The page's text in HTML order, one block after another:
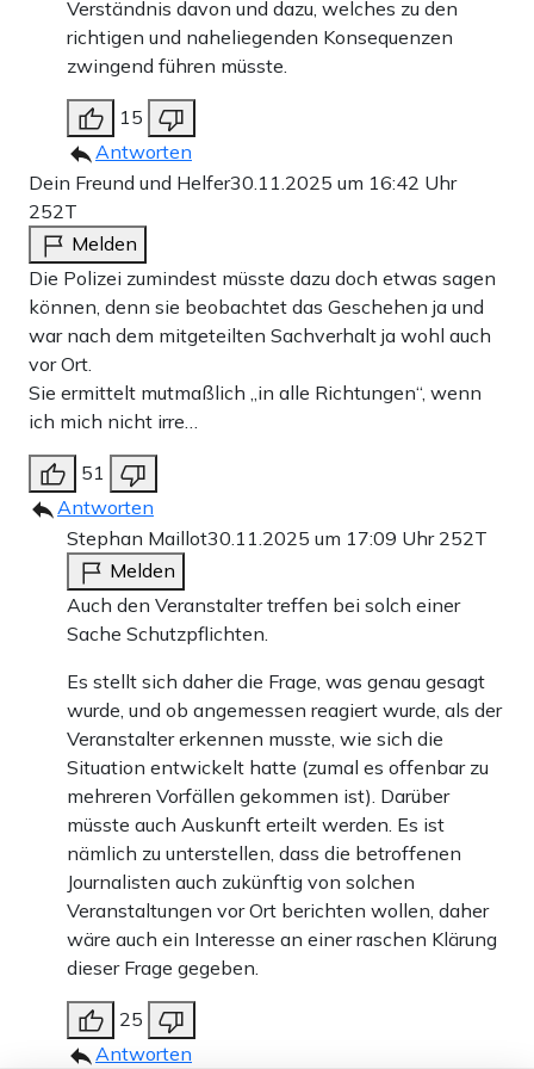
Verständnis davon und dazu, welches zu den
richtigen und naheliegenden Konsequenzen
zwingend führen müsste.
15
Antworten
Dein Freund und Helfer30.11.2025 um 16:42 Uhr
252T
Melden
Die Polizei zumindest müsste dazu doch etwas sagen
können, denn sie beobachtet das Geschehen ja und
war nach dem mitgeteilten Sachverhalt ja wohl auch
vor Ort.
Sie ermittelt mutmaßlich „in alle Richtungen“, wenn
ich mich nicht irre…
51
Antworten
Stephan Maillot30.11.2025 um 17:09 Uhr 252T
Melden
Auch den Veranstalter treffen bei solch einer
Sache Schutzpflichten.
Es stellt sich daher die Frage, was genau gesagt
wurde, und ob angemessen reagiert wurde, als der
Veranstalter erkennen musste, wie sich die
Situation entwickelt hatte (zumal es offenbar zu
mehreren Vorfällen gekommen ist). Darüber
müsste auch Auskunft erteilt werden. Es ist
nämlich zu unterstellen, dass die betroffenen
Journalisten auch zukünftig von solchen
Veranstaltungen vor Ort berichten wollen, daher
wäre auch ein Interesse an einer raschen Klärung
dieser Frage gegeben.
25
Antworten